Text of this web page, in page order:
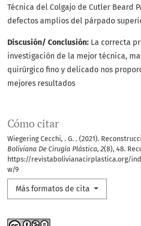
Cómo citar
Wiegering Cecchi, . G. . (2021).
Boliviana De Cirugía Plástica, 2(8), 48.
https://revistabolivianacirplastica.org/
w/9
Más formatos de cita
Técnica del Colgajo de Cutler Beard
defectos amplios del párpado
Discusión/ Conclusión: La correcta
investigación de la mejor técnica,
quirúrgico fino y delicado nos
mejores resultados